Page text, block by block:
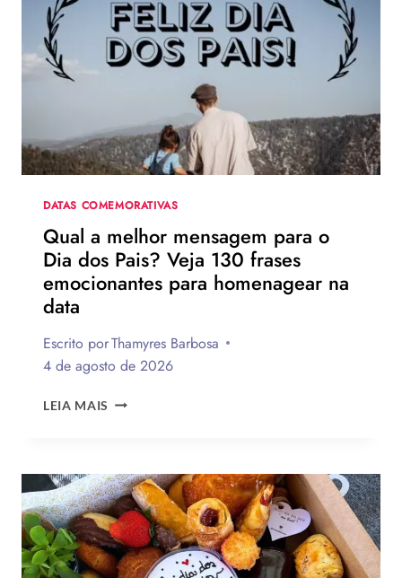
TURNÊ
DE
DIVULGAÇÃO
DE
UM
NOVO
DIA
DATAS COMEMORATIVAS
Qual a melhor mensagem para o
Dia dos Pais? Veja 130 frases
emocionantes para homenagear na
data
Escrito porThamyres Barbosa
4 de agosto de 2026
LEIA MAIS QUAL
PARA
O
DIA
DOS
PAIS?
VEJA